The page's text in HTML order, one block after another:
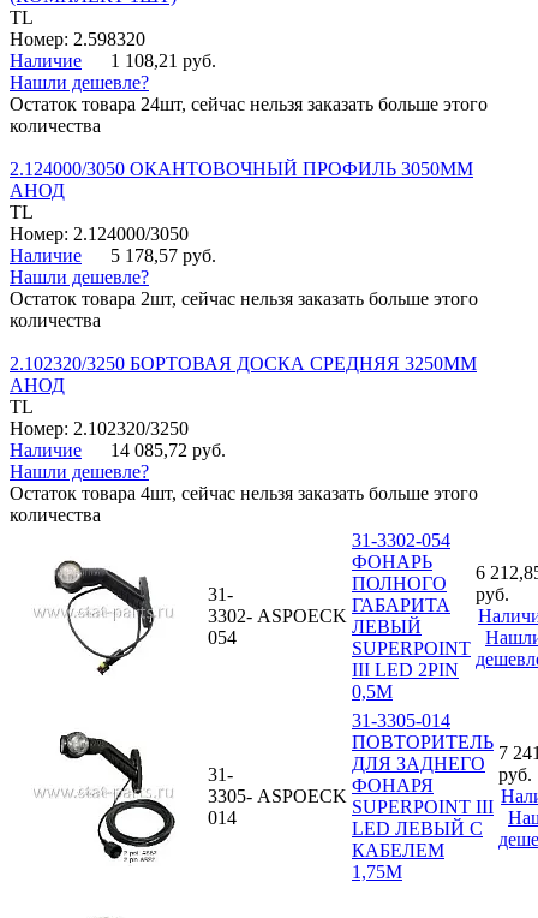
TL
Номер: 2.598320
Наличие
1 108,21 руб.
Нашли дешевле?
Остаток товара 24шт, сейчас нельзя заказать больше этого
количества
2.124000/3050 ОКАНТОВОЧНЫЙ ПРОФИЛЬ 3050ММ
АНОД
TL
Номер: 2.124000/3050
Наличие
5 178,57 руб.
Нашли дешевле?
Остаток товара 2шт, сейчас нельзя заказать больше этого
количества
2.102320/3250 БОРТОВАЯ ДОСКА СРЕДНЯЯ 3250ММ
АНОД
TL
Номер: 2.102320/3250
Наличие
14 085,72 руб.
Нашли дешевле?
Остаток товара 4шт, сейчас нельзя заказать больше этого
количества
31-
3302-
054
ASPOECK
31-3302-054
ФОНАРЬ
ПОЛНОГО
ГАБАРИТА
ЛЕВЫЙ
SUPERPOINT
III LED 2PIN
0,5М
6
руб.
31-
3305-
014
ASPOECK
31-3305-014
ПОВТОРИТЕЛЬ
ДЛЯ ЗАДНЕГО
ФОНАРЯ
SUPERPOINT III
LED ЛЕВЫЙ С
КАБЕЛЕМ
1,75М
7
руб.